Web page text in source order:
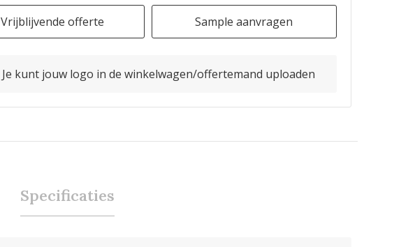
Vrijblijvende offerte Sample aanvragen
Je kunt jouw logo in de winkelwagen/offertemand uploaden
Specificaties